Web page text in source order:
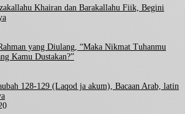
Khairan dan Barakallahu Fiik, Begini
yang Diulang, “Maka Nikmat Tuhanmu
Kamu Dustakan?”
128-129 (Laqod ja akum), Bacaan Arab, latin